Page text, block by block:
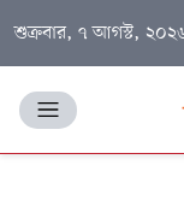
শুক্রবার, ৭ আগস্ট,